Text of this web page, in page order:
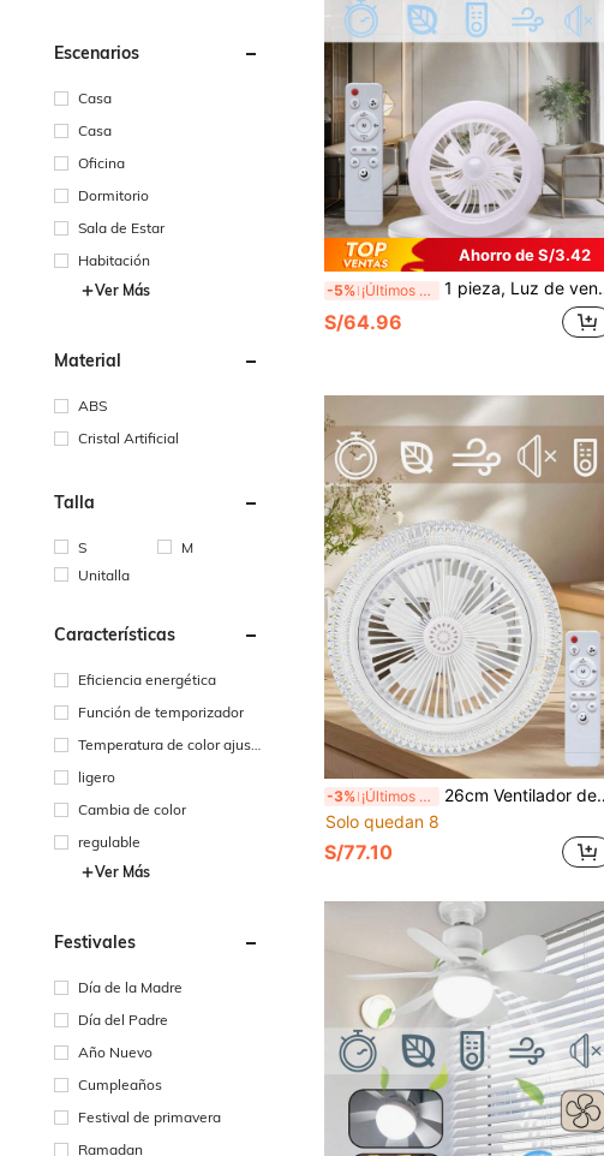
Escenarios
Casa
Casa
Oficina
Dormitorio
Sala de Estar
Habitación
Ver Más
Material
ABS
Cristal Artificial
Talla
S
M
Unitalla
Características
Eficiencia energética
Función de temporizador
Temperatura de color ajust
ligero
Cambia de color
regulable
Ver Más
Festivales
Día de la Madre
Día del Padre
Año Nuevo
Cumpleaños
Festival de primavera
Ramadan
Ahorro de S/3.42
-5% ¡Últimos 3 días 1 pieza, Luz de ventilador de techo de 30W E27, compatible con control remoto, tres velocidades ajustables, luz ajustable, luz de ventilador de techo inteligente.
S/64.96
-3% ¡Últimos 3 días
26cm Ventilador de techo con control remoto, 30W 3 velocidades, 3 temperaturas de color (3000K-6500K) bombilla LED regulable, ventilador de techo atornillable, rotación de 360°, ventilador de techo mini, casquillo E27, adecuado para dormitorio, cocina, armario, ventilador de techo mini inalámbrico - Blanco, pantalla de cristal mejorada y función de aroma
Solo quedan 8
S/77.10